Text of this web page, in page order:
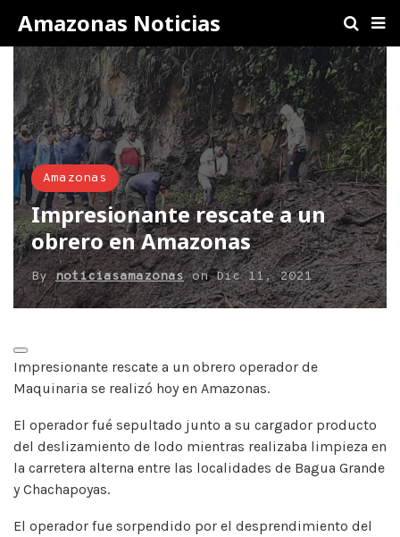
Amazonas Noticias
Amazonas
Impresionante rescate a un
obrero en Amazonas
BynoticiasamazonasonDic 11, 2021
Impresionante rescate a un obrero operador de
Maquinaria se realizó hoy en Amazonas.
El operador fué sepultado junto a su cargador producto
del deslizamiento de lodo mientras realizaba limpieza en
la carretera alterna entre las localidades de Bagua Grande
y Chachapoyas.
El operador fue sorpendido por el desprendimiento del